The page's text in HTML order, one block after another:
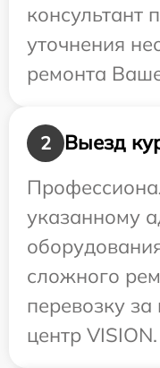
консультант
уточнения
ремонта
2
Выезд
указанному
сложного
перевозку
центр VISION.